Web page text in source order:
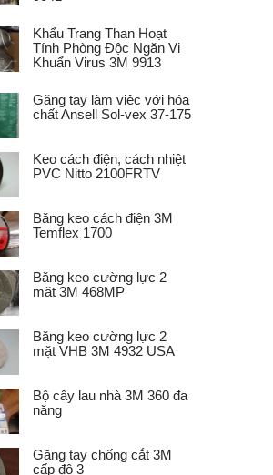
Khẩu Trang Than Hoạt
Tính Phòng Độc Ngăn Vi
Khuẩn Virus 3M 9913
Găng tay làm việc với hóa
chất Ansell Sol-vex 37-175
Keo cách điện, cách nhiệt
PVC Nitto 2100FRTV
Băng keo cách điện 3M
Temflex 1700
Băng keo cường lực 2
mặt 3M 468MP
Băng keo cường lực 2
mặt VHB 3M 4932 USA
Bộ cây lau nhà 3M 360 đa
năng
Găng tay chống cắt 3M
cấp độ 3